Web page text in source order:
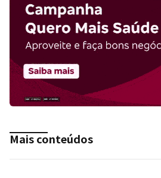
Mais conteúdos